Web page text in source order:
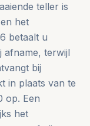
teller is
het
betaalt u
afname, terwijl
bij
in plaats van te
op. Een
het